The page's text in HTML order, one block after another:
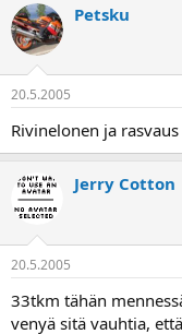
Petsku
20.5.2005
Rivinelonen ja
Jerry Cotton
20.5.2005
33tkm tähän
venyä sitä vauhtia,